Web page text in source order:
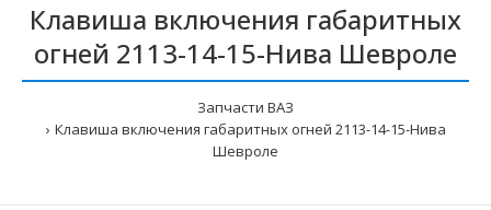
Клавиша включения габаритных
огней 2113-14-15-Нива Шевроле
Запчасти ВАЗ
Клавиша включения габаритных огней 2113-14-15-Нива
Шевроле